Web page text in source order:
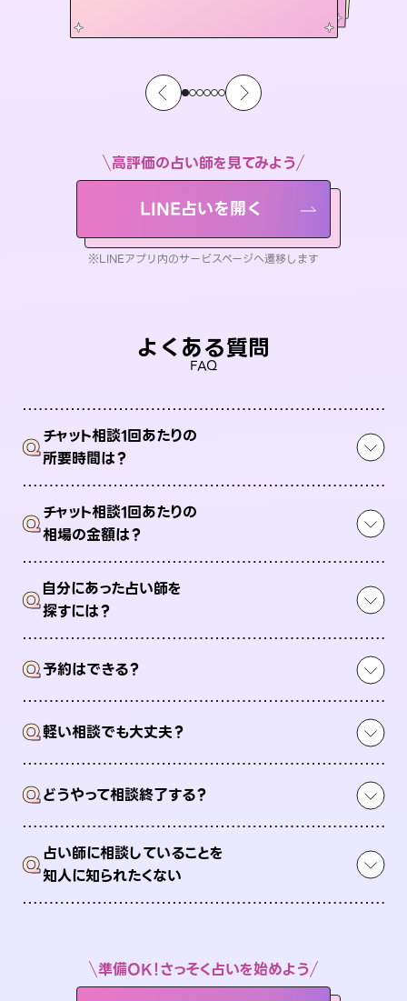
高評価の占い師を見てみよう
LINE占いを開く
※LINEアプリ内のサービスページへ遷移します
よくある質問
FAQ
Qチャット相談1回あたりの
所要時間は？
Qチャット相談1回あたりの
相場の金額は？
Q自分にあった占い師を
探すには？
Q予約はできる？
Q軽い相談でも大丈夫？
Qどうやって相談終了する？
Q占い師に相談していることを
知人に知られたくない
準備OK！さっそく占いを始めよう